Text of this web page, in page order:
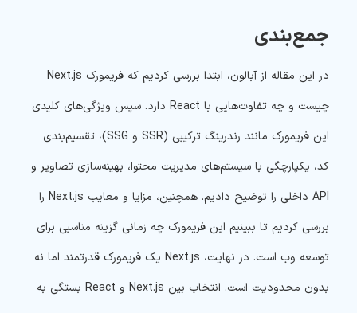
جمع‌بندی
در این مقاله از آبالون، ابتدا بررسی کردیم که فریمورک Next.js
چیست و چه تفاوت‌هایی با React دارد. سپس ویژگی‌های کلیدی
این فریمورک مانند رندرینگ ترکیبی (SSR و SSG)، تقسیم‌بندی
کد، یکپارچگی با سیستم‌های مدیریت محتوا، بهینه‌سازی تصاویر و
API داخلی را توضیح دادیم. همچنین، مزایا و معایب Next.js را
بررسی کردیم تا ببینیم این فریمورک چه زمانی گزینه مناسبی برای
توسعه وب است. در نهایت، Next.js یک فریمورک قدرتمند اما نه
بدون محدودیت است. انتخاب بین Next.js و React بستگی به